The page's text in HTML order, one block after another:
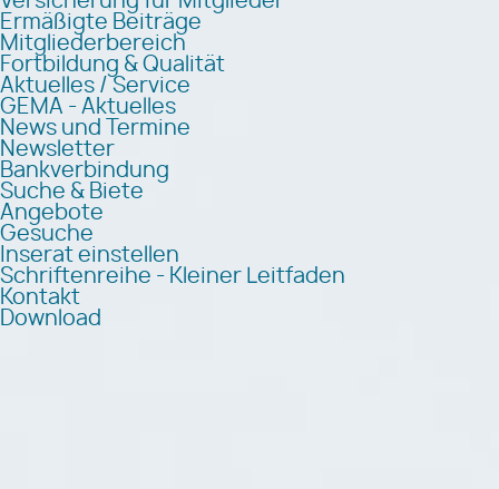
Ermäßigte Beiträge
Mitgliederbereich
Fortbildung & Qualität
Aktuelles / Service
GEMA - Aktuelles
News und Termine
Newsletter
Bankverbindung
Suche & Biete
Angebote
Gesuche
Inserat einstellen
Schriftenreihe - Kleiner Leitfaden
Kontakt
Download